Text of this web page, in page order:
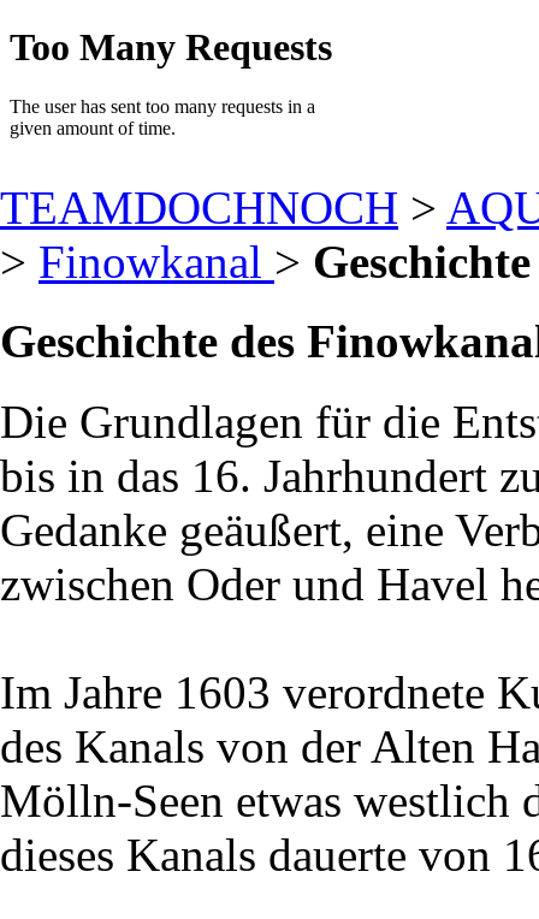
TEAMDOCHNOCH >
> Finowkanal >
Geschichte des
Die Grundlagen für die
bis in das 16. Jahrhundert
Gedanke geäußert, eine
zwischen Oder und Havel
Im Jahre 1603 verordnete
des Kanals von der Alten
Mölln-Seen etwas westlich
dieses Kanals dauerte von